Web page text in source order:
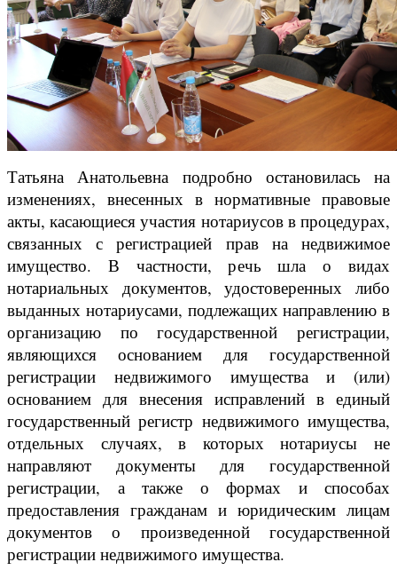
Татьяна Анатольевна подробно остановилась на
изменениях, внесенных в нормативные правовые
акты, касающиеся участия нотариусов в процедурах,
связанных с регистрацией прав на недвижимое
имущество. В частности, речь шла о видах
нотариальных документов, удостоверенных либо
выданных нотариусами, подлежащих направлению в
организацию по государственной регистрации,
являющихся основанием для государственной
регистрации недвижимого имущества и (или)
основанием для внесения исправлений в единый
государственный регистр недвижимого имущества,
отдельных случаях, в которых нотариусы не
направляют документы для государственной
регистрации, а также о формах и способах
предоставления гражданам и юридическим лицам
документов о произведенной государственной
регистрации недвижимого имущества.